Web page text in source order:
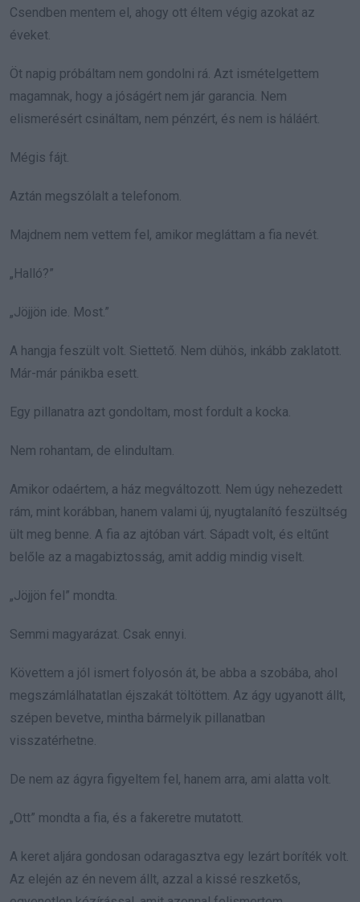
Csendben mentem el, ahogy ott éltem végig azokat az
éveket.
Öt napig próbáltam nem gondolni rá. Azt ismételgettem
magamnak, hogy a jóságért nem jár garancia. Nem
elismerésért csináltam, nem pénzért, és nem is háláért.
Mégis fájt.
Aztán megszólalt a telefonom.
Majdnem nem vettem fel, amikor megláttam a fia nevét.
„Halló?”
„Jöjjön ide. Most.”
A hangja feszült volt. Siettető. Nem dühös, inkább zaklatott.
Már-már pánikba esett.
Egy pillanatra azt gondoltam, most fordult a kocka.
Nem rohantam, de elindultam.
Amikor odaértem, a ház megváltozott. Nem úgy nehezedett
rám, mint korábban, hanem valami új, nyugtalanító feszültség
ült meg benne. A fia az ajtóban várt. Sápadt volt, és eltűnt
belőle az a magabiztosság, amit addig mindig viselt.
„Jöjjön fel” mondta.
Semmi magyarázat. Csak ennyi.
Követtem a jól ismert folyosón át, be abba a szobába, ahol
megszámlálhatatlan éjszakát töltöttem. Az ágy ugyanott állt,
szépen bevetve, mintha bármelyik pillanatban
visszatérhetne.
De nem az ágyra figyeltem fel, hanem arra, ami alatta volt.
„Ott” mondta a fia, és a fakeretre mutatott.
A keret aljára gondosan odaragasztva egy lezárt boríték volt.
Az elején az én nevem állt, azzal a kissé reszketős,